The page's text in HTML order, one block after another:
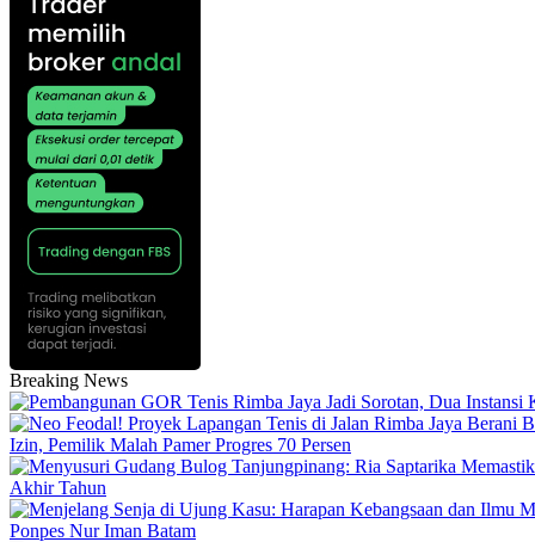
Breaking News
Izin, Pemilik Malah Pamer Progres 70 Persen
Akhir Tahun
Ponpes Nur Iman Batam